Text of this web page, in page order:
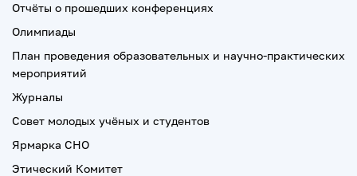
Отчёты о прошедших конференциях
Олимпиады
План проведения образовательных и научно-практических
мероприятий
Журналы
Совет молодых учёных и студентов
Ярмарка СНО
Этический Комитет